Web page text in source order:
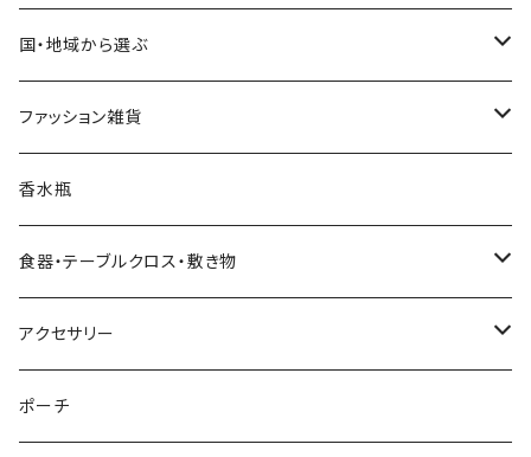
クリスマスツリー
ヌードツリー（飾りなし）
そのまま飾れるツリー
クリスマスオーナメント・飾り
くるみ割り人形オーナメント
不思議の国のアリスオーナメント
クリスマスオブジェ・置物
スノードーム
スノードーム（LEDライト付き）
クリスマスリース
クリスマスミュージックオブジェ（音楽付きオブジェ）
オルゴールタイプ
クリスマスイルミネーションライト
置物・オブジェ
小物入れ・小物置き
スマホスタンド
ウォールアート（壁飾り）
ジュエリースタンド
キャンドルスタンド
国・地域から選ぶ
イタリア
チェコ
オランダ
ハワイ
ネパール
ファッション雑貨
ピアス
腕時計
バッグ
ミニトートバッグ
スリッパ
香水瓶
食器・テーブルクロス・敷き物
カップ・ソーサー
お皿（プレート）
アクセサリー
ピアス
ポーチ